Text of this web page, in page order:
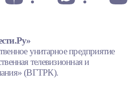
унитарное предприятие
телевизионная и
(ВГТРК).